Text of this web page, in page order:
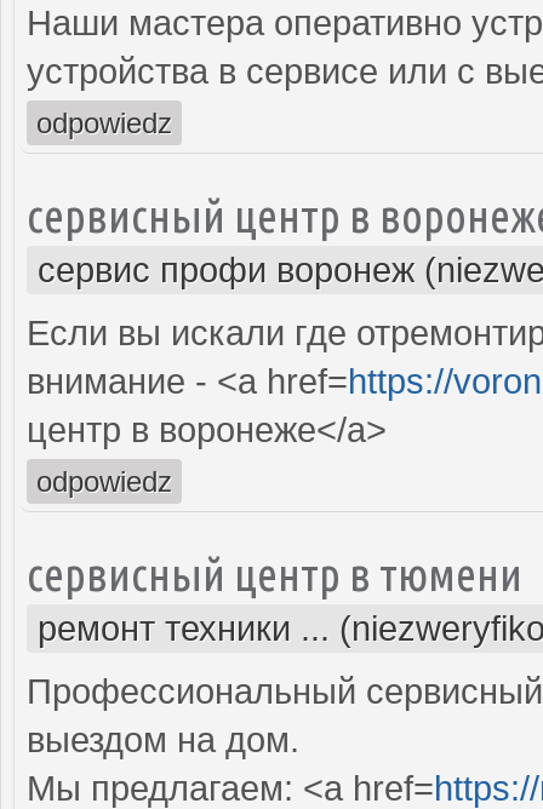
Наши мастера оперативно
устройства в сервисе или с
odpowiedz
сервисный центр в
сервис профи воронеж
Если вы искали где
внимание - <a href=https://
центр в воронеже</a>
odpowiedz
сервисный центр в тюмени
ремонт техники ...
Профессиональный
выездом на дом.
Мы предлагаем: <a href=